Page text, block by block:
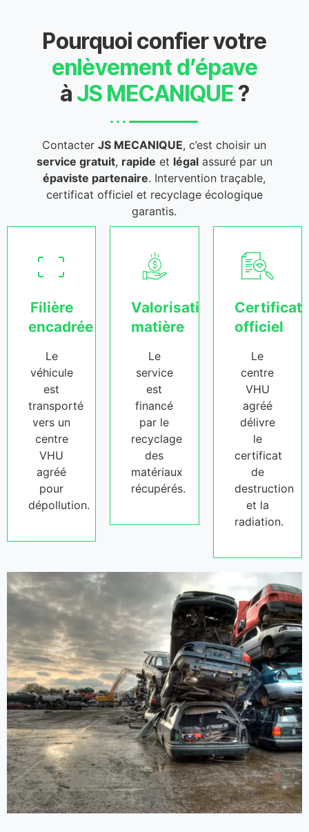
Pourquoi confier votre
enlèvement d’épave
à JS MECANIQUE ?
ContacterJS MECANIQUE, c’est choisir un
service gratuit, rapide et légalassuré par un
épaviste partenaire. Intervention traçable,
certificat officiel et recyclage écologique
garantis.
Filière
encadrée
Le
véhicule
est
transporté
vers un
centre
VHU
agréé
pour
dépollution.
Valorisation
matière
Le
service
est
financé
par le
recyclage
des
matériaux
récupérés.
Certificat
officiel
Le
centre
VHU
agréé
délivre
le
certificat
de
destruction
et la
radiation.